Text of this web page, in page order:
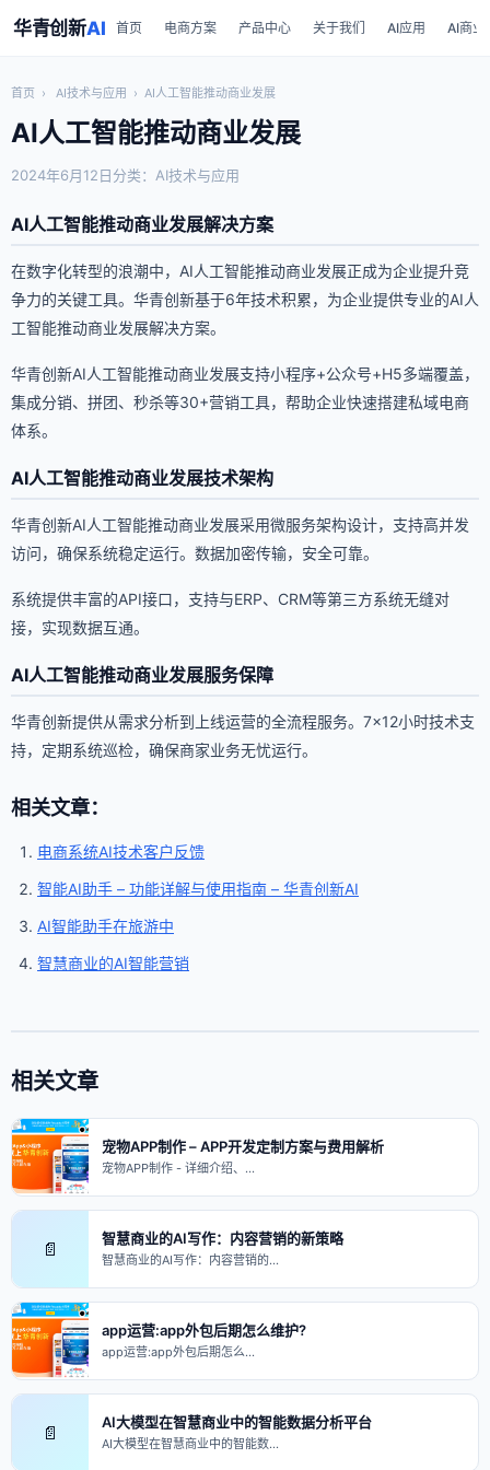
华青创新AI 首页 电商方案 产品中心 关于我们 AI应用 AI商业
首页 › AI技术与应用 › AI人工智能推动商业发展
AI人工智能推动商业发展
2024年6月12日分类：AI技术与应用
AI人工智能推动商业发展解决方案
在数字化转型的浪潮中，AI人工智能推动商业发展正成为企业提升竞
争力的关键工具。华青创新基于6年技术积累，为企业提供专业的AI人
工智能推动商业发展解决方案。
华青创新AI人工智能推动商业发展支持小程序+公众号+H5多端覆盖，
集成分销、拼团、秒杀等30+营销工具，帮助企业快速搭建私域电商
体系。
AI人工智能推动商业发展技术架构
华青创新AI人工智能推动商业发展采用微服务架构设计，支持高并发
访问，确保系统稳定运行。数据加密传输，安全可靠。
系统提供丰富的API接口，支持与ERP、CRM等第三方系统无缝对
接，实现数据互通。
AI人工智能推动商业发展服务保障
华青创新提供从需求分析到上线运营的全流程服务。7×12小时技术支
持，定期系统巡检，确保商家业务无忧运行。
相关文章：
电商系统AI技术客户反馈
智能AI助手 – 功能详解与使用指南 – 华青创新AI
AI智能助手在旅游中
智慧商业的AI智能营销
相关文章
宠物APP制作 – APP开发定制方案与费用解析
宠物APP制作 - 详细介绍、…
📄 智慧商业的AI写作：内容营销的新策略
智慧商业的AI写作：内容营销的…
app运营:app外包后期怎么维护?
app运营:app外包后期怎么…
📄 AI大模型在智慧商业中的智能数据分析平台
AI大模型在智慧商业中的智能数…